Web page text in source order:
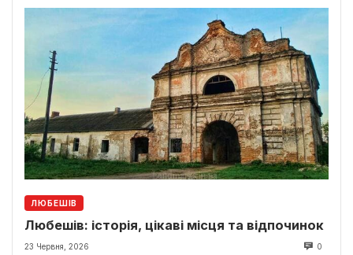
ЛЮБЕШІВ
Любешів: історія, цікаві місця та відпочинок
23 Червня, 2026 0